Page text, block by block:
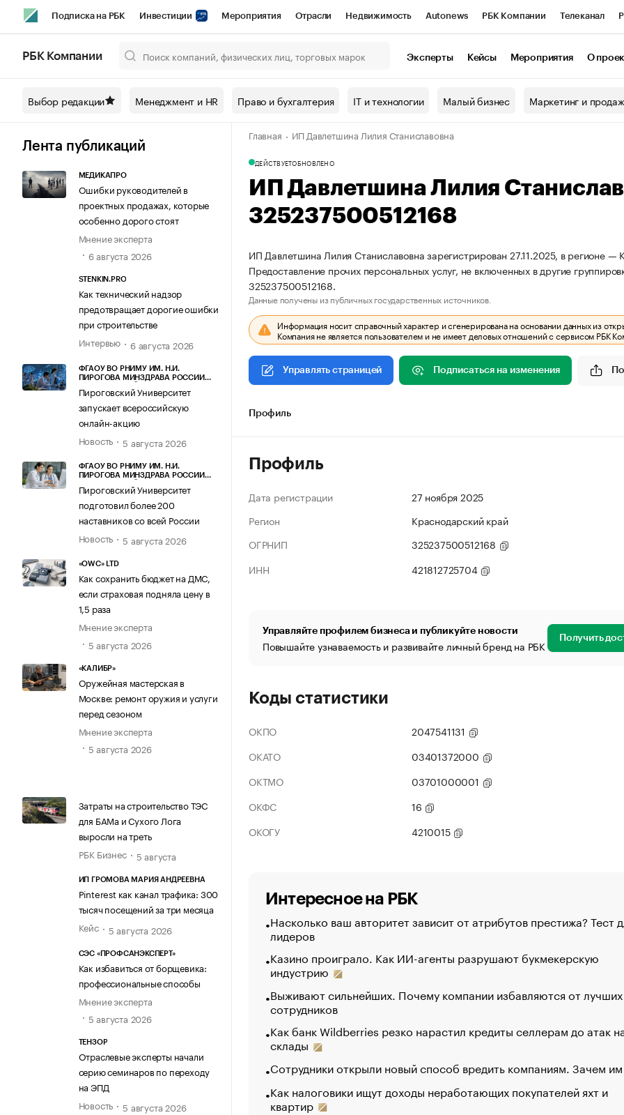
Подписка на РБК Инвестиции Мероприятия Отрасли Недвижимость Autonews РБК Компании Телеканал
Спецпроекты СПб Конференции СПб Спецпроекты Проверка контрагентов
Технологии и медиа Рынок наличной валюты
РБК Компании Эксперты Кейсы Мероприятия О
Выбор редакции Менеджмент и HR Право и бухгалтерия IT и технологии Малый бизнес Маркетинг и
Лента публикаций
МЕДИКАПРО
Ошибки руководителей в
проектных продажах, которые
особенно дорого стоят
Мнение эксперта
6 августа 2026
STENKIN.PRO
Как технический надзор
предотвращает дорогие ошибки
при строительстве
Интервью
6 августа 2026
ФГАОУ ВО РНИМУ ИМ. Н.И.
ПИРОГОВА МИНЗДРАВА РОССИИ
Пироговский Университет
запускает всероссийскую
онлайн-акцию
Новость
5 августа 2026
ФГАОУ ВО РНИМУ ИМ. Н.И.
ПИРОГОВА МИНЗДРАВА РОССИИ
Пироговский Университет
подготовил более 200
наставников со всей России
Новость
5 августа 2026
«OWC» LTD
Как сохранить бюджет на ДМС,
если страховая подняла цену в
1,5 раза
Мнение эксперта
5 августа 2026
«КАЛИБР»
Оружейная мастерская в
Москве: ремонт оружия и услуги
перед сезоном
Мнение эксперта
5 августа 2026
Затраты на строительство ТЭС
для БАМа и Сухого Лога
выросли на треть
РБК Бизнес
5 августа
ИП ГРОМОВА МАРИЯ АНДРЕЕВНА
Pinterest как канал трафика: 300
тысяч посещений за три месяца
Кейс
5 августа 2026
СЭС «ПРОФСАНЭКСПЕРТ»
Как избавиться от борщевика:
профессиональные способы
Мнение эксперта
5 августа 2026
ТЕНЗОР
Отраслевые эксперты начали
серию семинаров по переходу
на ЭПД
Новость
5 августа 2026
Главная ИП Давлетшина Лилия Станиславовна
ДЕЙСТВУЕТОБНОВЛЕНО
ИП Давлетшина Лилия
325237500512168
ИП Давлетшина Лилия Станиславовна зарегистрирован 27.11.2025, в регионе —
Предоставление прочих персональных услуг, не включенных в другие
325237500512168.
Данные получены из публичных государственных источников.
Информация носит справочный характер и сгенерирована на основании данных из
Компания не является пользователем и не имеет деловых отношений с сервисом РБК
Управлять страницей Подписаться на изменения
Профиль
Профиль
Дата регистрации
27 ноября 2025
Регион
Краснодарский край
ОГРНИП
325237500512168
ИНН
421812725704
Управляйте профилем бизнеса и публикуйте новости
Повышайте узнаваемость и развивайте личный бренд на РБК Получить
Коды статистики
ОКПО
2047541131
ОКАТО
03401372000
ОКТМО
03701000001
ОКФС
16
ОКОГУ
4210015
Интересное на РБК
Насколько ваш авторитет зависит от атрибутов престижа? Тест
лидеров
Казино проиграло. Как ИИ-агенты разрушают букмекерскую
индустрию
Выживают сильнейших. Почему компании избавляются от лучших
сотрудников
Как банк Wildberries резко нарастил кредиты селлерам до атак
склады
Сотрудники открыли новый способ вредить компаниям. Зачем
Как налоговики ищут доходы неработающих покупателей яхт и
квартир